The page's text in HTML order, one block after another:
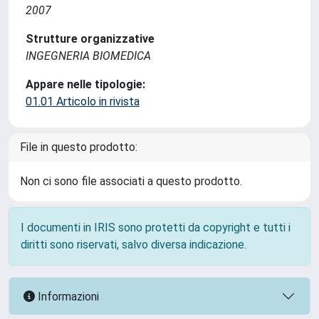
2007
Strutture organizzative
INGEGNERIA BIOMEDICA
Appare nelle tipologie:
01.01 Articolo in rivista
File in questo prodotto:
Non ci sono file associati a questo prodotto.
I documenti in IRIS sono protetti da copyright e tutti i
diritti sono riservati, salvo diversa indicazione.
Informazioni